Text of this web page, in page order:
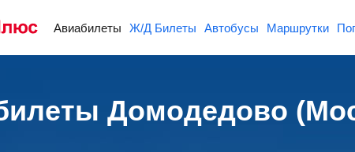
Авиабилеты Ж/Д Билеты Автобусы Маршрутки
Домодедово